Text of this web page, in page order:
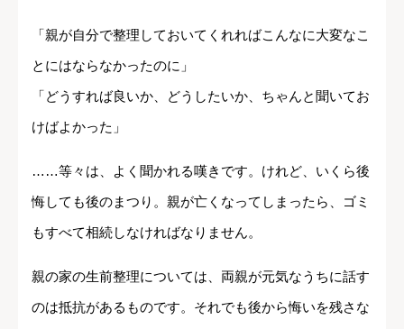
「親が自分で整理しておいてくれればこんなに大変なこ
とにはならなかったのに」
「どうすれば良いか、どうしたいか、ちゃんと聞いてお
けばよかった」
……等々は、よく聞かれる嘆きです。けれど、いくら後
悔しても後のまつり。親が亡くなってしまったら、ゴミ
もすべて相続しなければなりません。
親の家の生前整理については、両親が元気なうちに話す
のは抵抗があるものです。それでも後から悔いを残さな